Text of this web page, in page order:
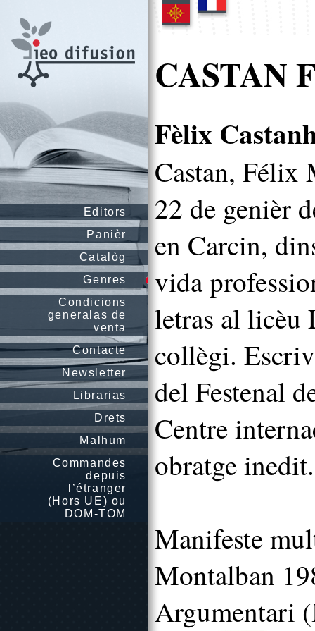
Editors
Panièr
Catalòg
Genres
Condicions
generalas de
venta
Contacte
Newsletter
Librarias
Drets
Malhum
Commandes
depuis
l’étranger
(Hors UE) ou
DOM-TOM
CASTAN
Fèlix
Castan, Félix
22 de genièr
en Carcin,
vida
letras al licèu
collègi.
del Festenal
Centre
obratge
Manifeste
Montalban
Argumentari